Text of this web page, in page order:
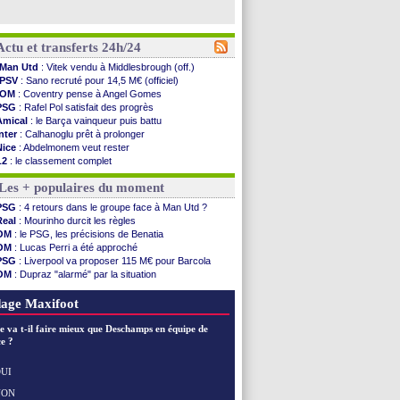
et transferts 24h/24
Man Utd : Vitek vendu à Middlesbrough (off.)
PSV : Sano recruté pour 14,5 M€ (officiel)
OM : Coventry pense à Angel Gomes
: Rafel Pol satisfait des progrès
: le Barça vainqueur puis battu
: Calhanoglu prêt à prolonger
: Abdelmonem veut rester
: le classement complet
: les résultats de la soirée
: Le Havre renversé par Oviedo
: Nice battu aux tirs au but
: Ivanovic proche de Lens
: Dupraz "alarmé" par la situation
: Alvarez, le Barça va revoir son offre
: Mbamba prêté par Leverkusen (officiel)
: le Real bat Ferencvaros
: Lukaku dit oui à Fenerbahçe
: un nouveau nul pour Le Mans
Galaxy: Sergi Roberto a signé (officiel)
+ populaires du moment
: 4 retours dans le groupe face à Man Utd ?
: Mourinho durcit les règles
: le PSG, les précisions de Benatia
: Lucas Perri a été approché
: Liverpool va proposer 115 M€ pour Barcola
: Dupraz "alarmé" par la situation
: B. Genesio - "ce n'est pas idéal"
Maxifoot
va t-il faire mieux que Deschamps en équipe de
?